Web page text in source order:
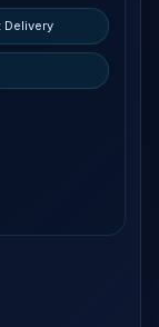
Delivery